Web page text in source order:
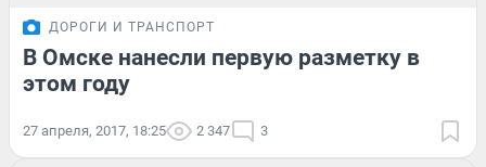
ДОРОГИ И ТРАНСПОРТ
В Омске нанесли первую разметку в
этом году
27 апреля, 2017, 18:25 2 347 3